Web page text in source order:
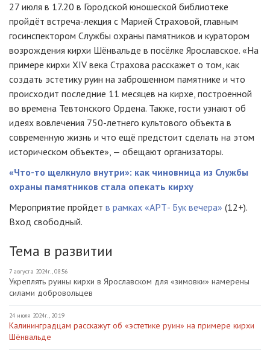
27 июля в 17.20 в Городской юношеской библиотеке
пройдёт встреча-лекция с Марией Страховой, главным
госинспектором Службы охраны памятников и куратором
возрождения кирхи Шёнвальде в посёлке Ярославское. «На
примере кирхи XIV века Страхова расскажет о том, как
создать эстетику руин на заброшенном памятнике и что
происходит последние 11 месяцев на кирхе, построенной
во времена Тевтонского Ордена. Также, гости узнают об
идеях вовлечения 750-летнего культового объекта в
современную жизнь и что ещё предстоит сделать на этом
историческом объекте», — обещают организаторы.
«Что-то щелкнуло внутри»: как чиновница из Службы
охраны памятников стала опекать кирху
Мероприятие пройдет в рамках «АРТ- Бук вечера» (12+).
Вход свободный.
Тема в развитии
7 августа 2024г., 08:56
Укреплять руины кирхи в Ярославском для «зимовки» намерены
силами добровольцев
24 июля 2024г., 20:19
Калининградцам расскажут об «эстетике руин» на примере кирхи
Шёнвальде